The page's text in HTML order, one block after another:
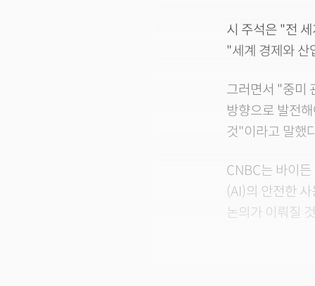
시 주석은 "전
"세계 경제와 산
그러면서 "중미
방향으로 발전
것"이라고 말했
CNBC는 바이
(AI)의 안전한
논의가 이뤄질